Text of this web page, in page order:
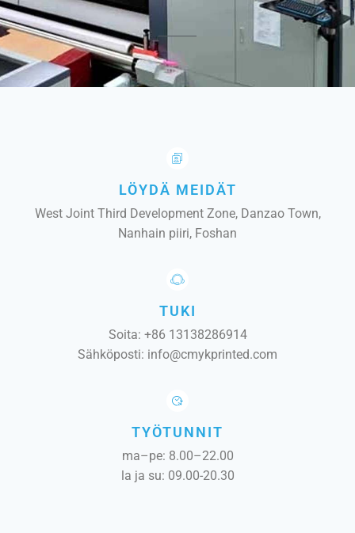
LÖYDÄ MEIDÄT
West Joint Third Development Zone, Danzao Town,
Nanhain piiri, Foshan
TUKI
Soita: +86 13138286914
Sähköposti: info@cmykprinted.com
TYÖTUNNIT
ma–pe: 8.00–22.00
la ja su: 09.00-20.30